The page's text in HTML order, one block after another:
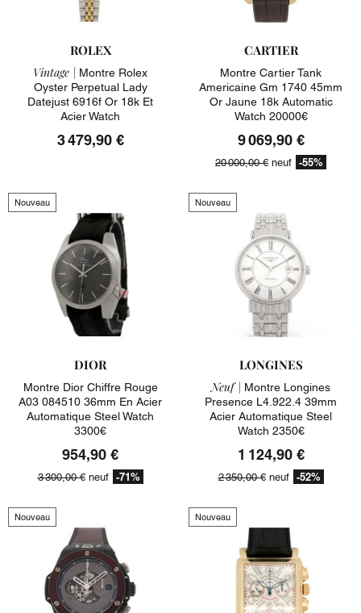
ROLEX
Vintage | Montre Rolex
Oyster Perpetual Lady
Datejust 6916f Or 18k Et
Acier Watch
3 479,90 €
CARTIER
Montre Cartier Tank
Americaine Gm 1740 45mm
Or Jaune 18k Automatic
Watch 20000€
9 069,90 €
20 000,00 € neuf -55%
Nouveau
DIOR
Montre Dior Chiffre Rouge
A03 084510 36mm En Acier
Automatique Steel Watch
3300€
954,90 €
3 300,00 €neuf -71%
Nouveau
LONGINES
Neuf | Montre Longines
Presence L4.922.4 39mm
Acier Automatique Steel
Watch 2350€
1 124,90 €
2 350,00 €neuf -52%
Nouveau Nouveau